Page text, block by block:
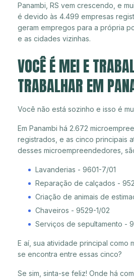
Panambi, RS vem crescendo, e
é devido às 4.499 empresas
geram empregos para a própria
e as cidades vizinhas.
VOCÊ É MEI E
TRABALHAR EM
Você não está sozinho e isso é
Em Panambi há 2.672
registrados, e as cinco principais
desses microempreendedores,
Lavanderias - 9601-7/01
Reparação de calçados -
Criação de animais de
Chaveiros - 9529-1/02
Serviços de sepultamento -
E aí, sua atividade principal como
se encontra entre essas cinco?
Se sim, sinta-se feliz! Onde há